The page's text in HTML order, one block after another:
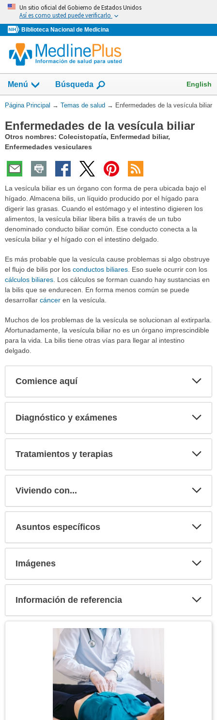
Omita
vaya
al
Contenido
Un sitio oficial del Gobierno de Estados Unidos
Así es como usted puede verificarlo
Biblioteca Nacional de Medicina
Menú
Mostrar
campo
de
Búsqueda English
Usted
aquí:
Página Principal → Temas de salud → Enfermedades de la vesícula biliar
Enfermedades de la vesícula biliar
Otros nombres: Colecistopatía, Enfermedad biliar,
Enfermedades vesiculares
La vesícula biliar es un órgano con forma de pera ubicada bajo el
hígado. Almacena bilis, un líquido producido por el hígado para
digerir las grasas. Cuando el estómago y el intestino digieren los
alimentos, la vesícula biliar libera bilis a través de un tubo
denominado conducto biliar común. Ese conducto conecta a la
vesícula biliar y el hígado con el intestino delgado.
Es más probable que la vesícula cause problemas si algo obstruye
el flujo de bilis por los conductos biliares . Eso suele ocurrir con los
cálculos biliares . Los cálculos se forman cuando hay sustancias en
la bilis que se endurecen. En forma menos común se puede
desarrollar cáncer en la vesícula.
Muchos de los problemas de la vesícula se solucionan al extirparla.
Afortunadamente, la vesícula biliar no es un órgano imprescindible
para la vida. La bilis tiene otras vías para llegar al intestino
delgado.
Comience aquí
Diagnóstico y exámenes
Tratamientos y terapias
Viviendo con...
Asuntos específicos
Imágenes
Información de referencia